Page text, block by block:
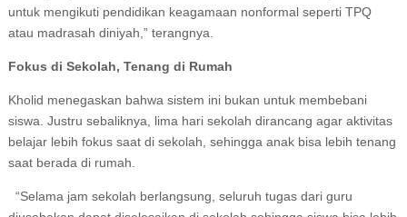
untuk mengikuti pendidikan keagamaan nonformal seperti TPQ
atau madrasah diniyah,” terangnya.
Fokus di Sekolah, Tenang di Rumah
Kholid menegaskan bahwa sistem ini bukan untuk membebani
siswa. Justru sebaliknya, lima hari sekolah dirancang agar aktivitas
belajar lebih fokus saat di sekolah, sehingga anak bisa lebih tenang
saat berada di rumah.
“Selama jam sekolah berlangsung, seluruh tugas dari guru